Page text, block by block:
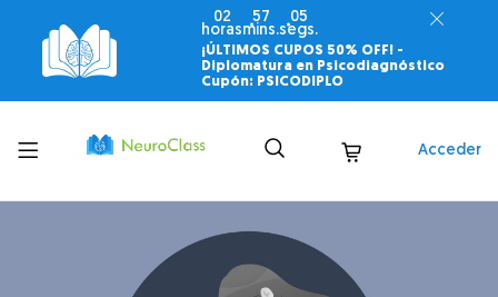
02
horas
57
mins.
03
segs.
¡ÚLTIMOS CUPOS 50% OFF! -
Diplomatura en Psicodiagnóstico
Cupón: PSICODIPLO
Toggle
menu
Acceder